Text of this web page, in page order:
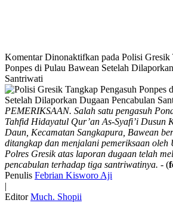
Komentar Dinonaktifkan pada Polisi Gresik
Ponpes di Pulau Bawean Setelah
Santriwati
PEMERIKSAAN. Salah satu pengasuh
Tahfid Hidayatul Qur’an As-Syafi’i Dusun
Daun, Kecamatan Sangkapura, Bawean
ditangkap dan menjalani pemeriksaan oleh
Polres Gresik atas laporan dugaan telah
pencabulan terhadap tiga santriwatinya. - (
Penulis Febrian Kisworo Aji
|
Editor Much. Shopii